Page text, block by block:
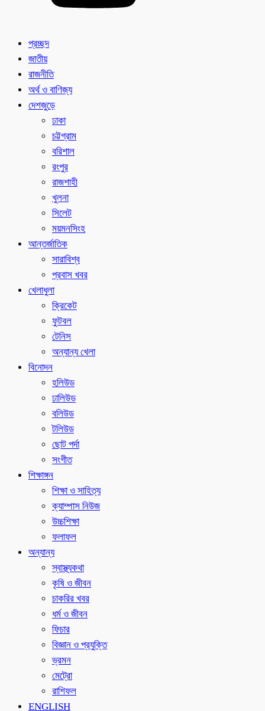
প্রচ্ছদ
জাতীয়
রাজনীতি
অর্থ ও বাণিজ্য
দেশজুড়ে
ঢাকা
চট্টগ্রাম
বরিশাল
রংপুর
রাজশাহী
খুলনা
সিলেট
ময়মনসিংহ
আন্তর্জাতিক
সারাবিশ্ব
প্রবাস খবর
খেলাধুলা
ক্রিকেট
ফুটবল
টেনিস
অন্যান্য খেলা
বিনোদন
হলিউড
ঢালিউড
বলিউড
টলিউড
ছোট পর্দা
সংগীত
শিক্ষাঙ্গন
শিক্ষা ও সাহিত্য
ক্যাম্পাস নিউজ
উচ্চশিক্ষা
ফলাফল
অন্যান্য
স্বাস্থ্যকথা
কৃষি ও জীবন
চাকরির খবর
ধর্ম ও জীবন
ফিচার
বিজ্ঞান ও প্রযুক্তি
ভ্রমন
মেট্রো
রাশিফল
ENGLISH